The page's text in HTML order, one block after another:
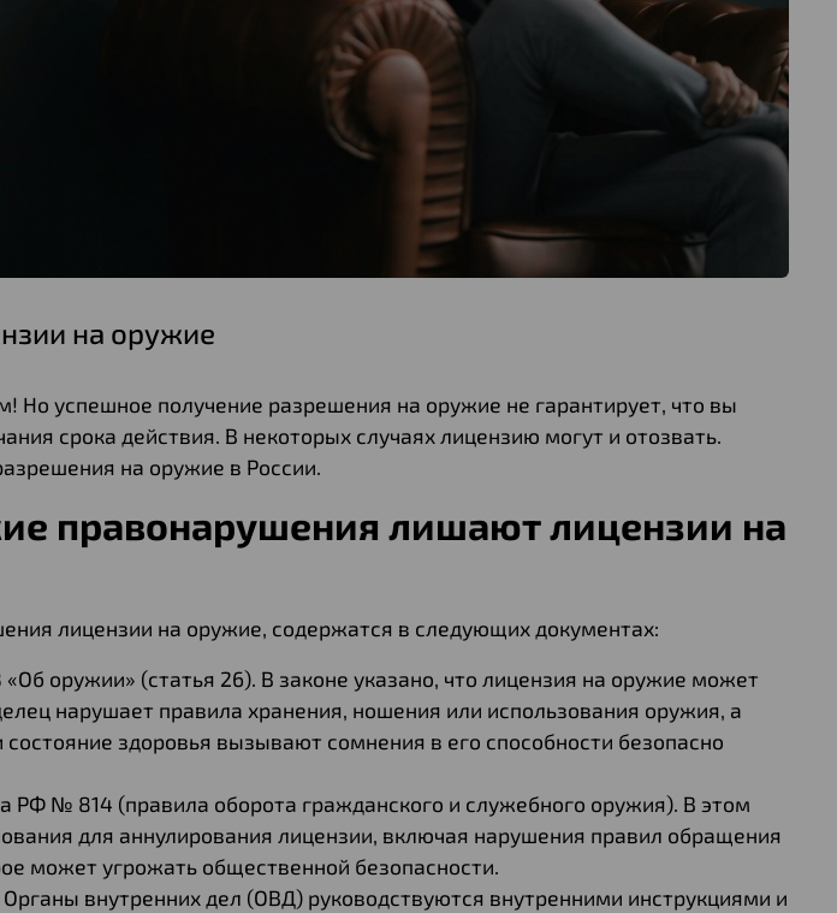
на оружие
успешное получение разрешения на оружие не гарантирует, что вы
срока действия. В некоторых случаях лицензию могут и отозвать.
на оружие в России.
правонарушения лишают лицензии на
лицензии на оружие, содержатся в следующих документах:
оружии» (статья 26). В законе указано, что лицензия на оружие может
нарушает правила хранения, ношения или использования оружия, а
здоровья вызывают сомнения в его способности безопасно
РФ № 814 (правила оборота гражданского и служебного оружия). В этом
для аннулирования лицензии, включая нарушения правил обращения
может угрожать общественной безопасности.
внутренних дел (ОВД) руководствуются внутренними инструкциями и